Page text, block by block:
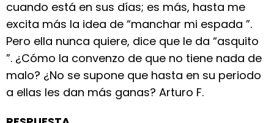
cuando está en sus días; es más, hasta me
excita más la idea de “manchar mi espada ”.
Pero ella nunca quiere, dice que le da “asquito
”. ¿Cómo la convenzo de que no tiene nada de
malo? ¿No se supone que hasta en su periodo
a ellas les dan más ganas? Arturo F.